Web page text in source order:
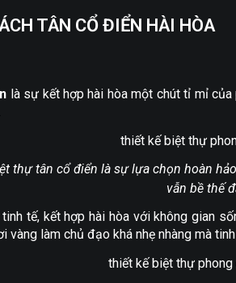
TÂN CỔ ĐIỂN HÀI HÒA
là sự kết hợp hài hòa một chút tỉ mỉ
thự tân cổ điển là sự lựa chọn hoàn
vẫn bề thế
tế, kết hợp hài hòa với không gian
làm chủ đạo khá nhẹ nhàng mà